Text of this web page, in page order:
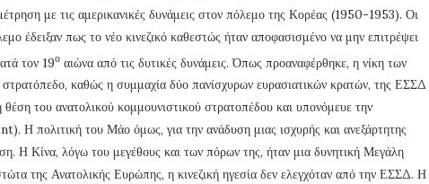
με τις αμερικανικές δυνάμεις στον πόλεμο της Κορέας (1950-1953). Οι
έδειξαν πως το νέο κινεζικό καθεστώς ήταν αποφασισμένο να μην επιτρέψει
τον 19ο αιώνα από τις δυτικές δυνάμεις. Όπως προαναφέρθηκε, η νίκη των
καθώς η συμμαχία δύο πανίσχυρων ευρασιατικών κρατών, της ΕΣΣΔ
θέση του ανατολικού κομμουνιστικού στρατοπέδου και υπονόμευε την
Η πολιτική του Μάο όμως, για την ανάδυση μιας ισχυρής και ανεξάρτητης
Η Κίνα, λόγω του μεγέθους και των πόρων της, ήταν μια δυνητική Μεγάλη
της Ανατολικής Ευρώπης, η κινεζική ηγεσία δεν ελεγχόταν από την ΕΣΣΔ. Η